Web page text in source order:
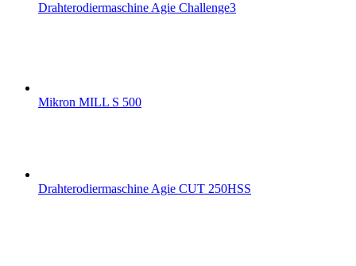
Drahterodiermaschine Agie Challenge3
Mikron MILL S 500
Drahterodiermaschine Agie CUT 250HSS